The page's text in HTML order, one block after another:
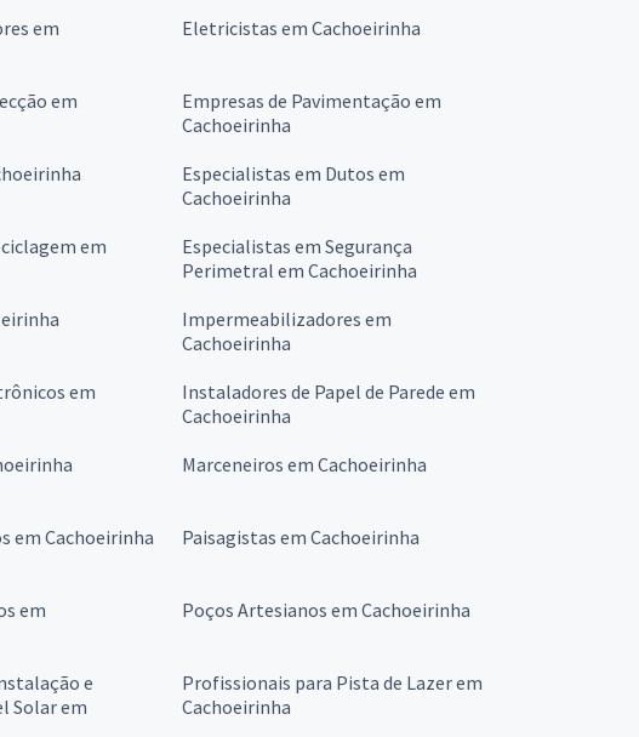
em
Eletricistas em Cachoeirinha
em
Empresas de Pavimentação em
Cachoeirinha
Especialistas em Dutos em
Cachoeirinha
em
Especialistas em Segurança
Perimetral em Cachoeirinha
Impermeabilizadores em
Cachoeirinha
em
Instaladores de Papel de Parede em
Cachoeirinha
Marceneiros em Cachoeirinha
em Cachoeirinha Paisagistas em Cachoeirinha
em
Poços Artesianos em Cachoeirinha
e
Solar em
Profissionais para Pista de Lazer em
Cachoeirinha